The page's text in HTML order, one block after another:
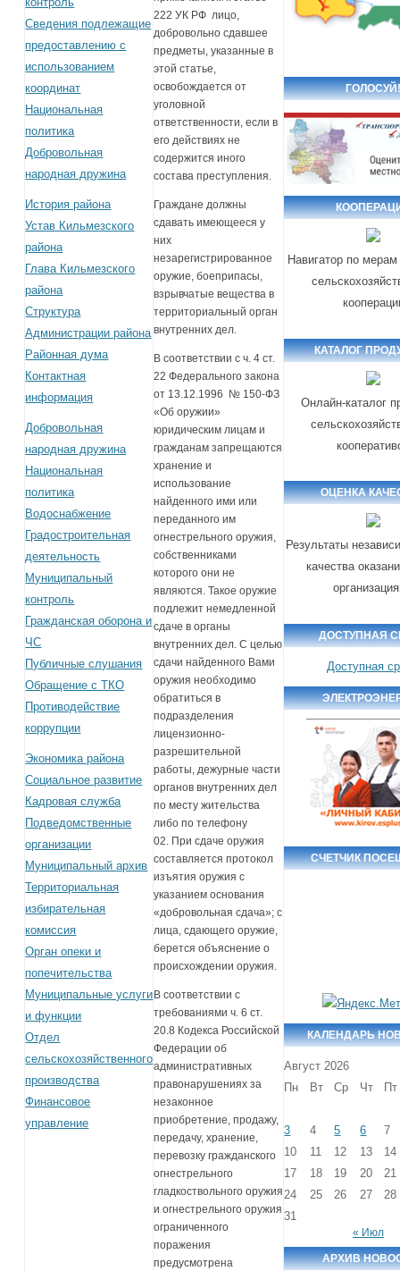
Сведения подлежащие
предоставлению с
использованием
координат
Национальная
политика
Добровольная
народная дружина
История района
Устав Кильмезского
района
Глава Кильмезского
района
Структура
Администрации района
Районная дума
Контактная
информация
Добровольная
народная дружина
Национальная
политика
Водоснабжение
Градостроительная
деятельность
Муниципальный
контроль
Гражданская оборона и
ЧС
Публичные слушания
Обращение с ТКО
Противодействие
коррупции
Экономика района
Социальное развитие
Кадровая служба
Подведомственные
организации
Муниципальный архив
Территориальная
избирательная
комиссия
Орган опеки и
попечительства
Муниципальные услуги
и функции
Отдел
сельскохозяйственного
производства
Финансовое
управление
222 УК РФ лицо,
добровольно сдавшее
предметы, указанные в
этой статье,
освобождается от
уголовной
ответственности, если в
его действиях не
содержится иного
состава преступления.
Граждане должны
сдавать имеющееся у
них
незарегистрированное
оружие, боеприпасы,
взрывчатые вещества в
территориальный орган
внутренних дел.
В соответствии с ч. 4 ст.
22 Федерального закона
от 13.12.1996 № 150-ФЗ
«Об оружии»
юридическим лицам и
гражданам запрещаются
хранение и
использование
найденного ими или
переданного им
огнестрельного оружия,
собственниками
которого они не
являются. Такое оружие
подлежит немедленной
сдаче в органы
внутренних дел. С целью
сдачи найденного Вами
оружия необходимо
обратиться в
подразделения
лицензионно-
разрешительной
работы, дежурные части
органов внутренних дел
по месту жительства
либо по телефону
02. При сдаче оружия
составляется протокол
изъятия оружия с
указанием основания
«добровольная сдача»; с
лица, сдающего оружие,
берется объяснение о
происхождении оружия.
В соответствии с
требованиями ч. 6 ст.
20.8 Кодекса Российской
Федерации об
административных
правонарушениях за
незаконное
приобретение, продажу,
передачу, хранение,
перевозку гражданского
огнестрельного
гладкоствольного оружия
и огнестрельного оружия
ограниченного
поражения
предусмотрена
Навигатор по
КАТАЛОГ
Онлайн-каталог
ОЦЕНКА
Результаты
качества
ДОСТУПНАЯ
Доступная
СЧЕТЧИК
КАЛЕНДАРЬ
Август 2026
Пн
Вт Ср Чт Пт
3 4 5 6
7
10
11 12 13
14
17
18 19 20
21
24
25 26 27
28
31
« Июл
АРХИВ